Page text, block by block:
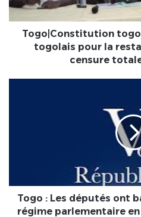
la
restauration
suggèreTogo|Constitution
togolais pour la
censure
dans
régime
Togo : Les députés ont
régime parlementaire